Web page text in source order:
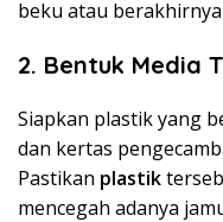
beku atau
2. Bentuk Media
Siapkan plastik yang
dan kertas
Pastikan plastik
mencegah adanya